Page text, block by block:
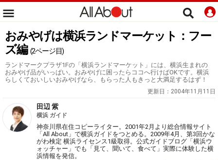
おみやげは横浜ランドマーケット：フー
ズ編 (2ページ目)
ランドマークプラザ1Fの「横浜ランドマーケット」には、横浜生まれの
おみやげ品がいっぱい。おみやげに困ったらココへ行けばOKです。横浜
らしくておいしいおみやげなら、もらった人もきっと大満足するはず！
更新日： 2004年11月11日
田辺 紫
横浜 ガイド
神奈川県在住コピーライター。2001年2月より総合情報サイト
「All About」で横浜ガイドをつとめる。2009年4月、第3回かな
がわ検定 横浜ライセンス1級取得。公式ガイドブログ「横浜ウ
ォッチャー」でも「見て、聞いて、食べて」実際に体験した横
浜情報を発信。